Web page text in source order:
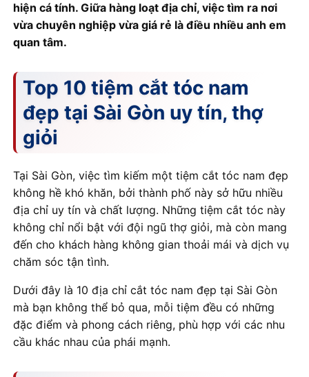
hiện cá tính. Giữa hàng loạt địa chỉ, việc tìm ra nơi
vừa chuyên nghiệp vừa giá rẻ là điều nhiều anh em
quan tâm.
Top 10 tiệm cắt tóc nam
đẹp tại Sài Gòn uy tín, thợ
giỏi
Tại Sài Gòn, việc tìm kiếm một tiệm cắt tóc nam đẹp
không hề khó khăn, bởi thành phố này sở hữu nhiều
địa chỉ uy tín và chất lượng. Những tiệm cắt tóc này
không chỉ nổi bật với đội ngũ thợ giỏi, mà còn mang
đến cho khách hàng không gian thoải mái và dịch vụ
chăm sóc tận tình.
Dưới đây là 10 địa chỉ cắt tóc nam đẹp tại Sài Gòn
mà bạn không thể bỏ qua, mỗi tiệm đều có những
đặc điểm và phong cách riêng, phù hợp với các nhu
cầu khác nhau của phái mạnh.